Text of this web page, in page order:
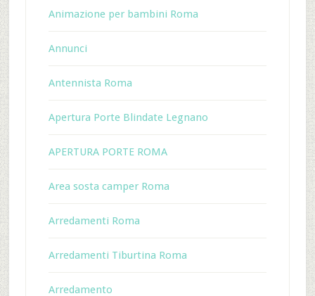
Animazione per bambini Roma
Annunci
Antennista Roma
Apertura Porte Blindate Legnano
APERTURA PORTE ROMA
Area sosta camper Roma
Arredamenti Roma
Arredamenti Tiburtina Roma
Arredamento